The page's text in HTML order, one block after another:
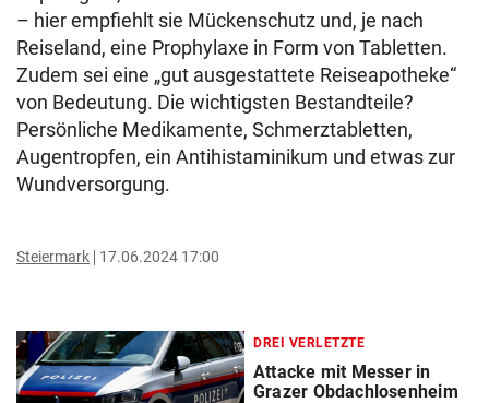
– hier empfiehlt sie Mückenschutz und, je nach
Reiseland, eine Prophylaxe in Form von Tabletten.
Zudem sei eine „gut ausgestattete Reiseapotheke“
von Bedeutung. Die wichtigsten Bestandteile?
Persönliche Medikamente, Schmerztabletten,
Augentropfen, ein Antihistaminikum und etwas zur
Wundversorgung.
Steiermark 17.06.2024 17:00
DREI VERLETZTE
Attacke mit Messer in
Grazer Obdachlosenheim